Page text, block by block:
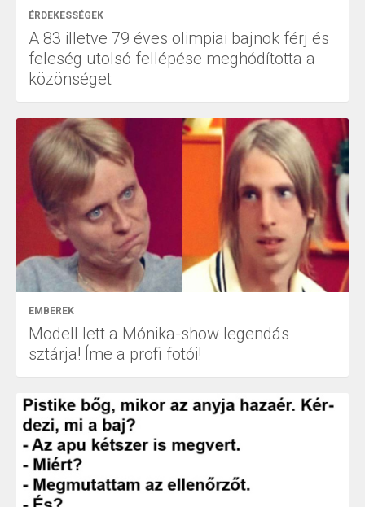
ÉRDEKESSÉGEK
A 83 illetve 79 éves olimpiai bajnok férj és
feleség utolsó fellépése meghódította a
közönséget
EMBEREK
Modell lett a Mónika-show legendás
sztárja! Íme a profi fotói!